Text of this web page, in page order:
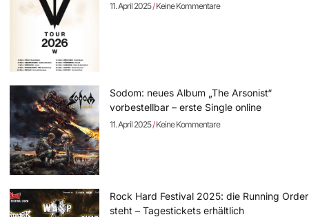
11. April 2025 Keine Kommentare
Sodom: neues Album „The Arsonist“
vorbestellbar – erste Single online
11. April 2025 Keine Kommentare
Rock Hard Festival 2025: die Running Order
steht – Tagestickets erhältlich